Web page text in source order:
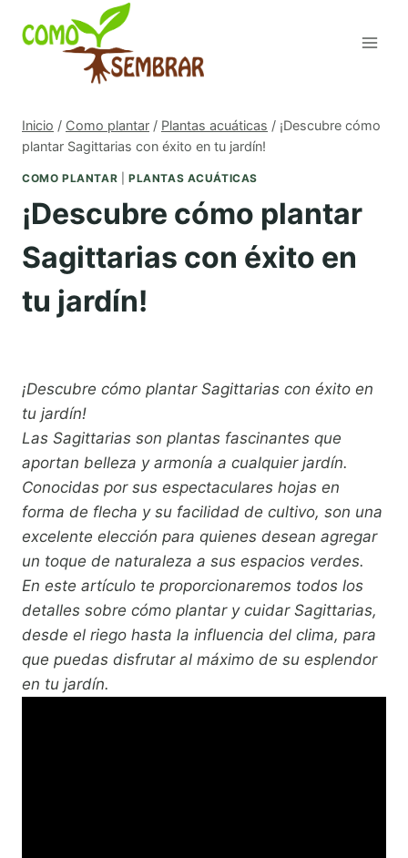
Inicio / Como plantar / Plantas acuáticas / ¡Descubre cómo
plantar Sagittarias con éxito en tu jardín!
COMO PLANTAR PLANTAS ACUÁTICAS
¡Descubre cómo plantar
Sagittarias con éxito en
tu jardín!
¡Descubre cómo plantar Sagittarias con éxito en
tu jardín!
Las Sagittarias son plantas fascinantes que
aportan belleza y armonía a cualquier jardín.
Conocidas por sus espectaculares hojas en
forma de flecha y su facilidad de cultivo, son una
excelente elección para quienes desean agregar
un toque de naturaleza a sus espacios verdes.
En este artículo te proporcionaremos todos los
detalles sobre cómo plantar y cuidar Sagittarias,
desde el riego hasta la influencia del clima, para
que puedas disfrutar al máximo de su esplendor
en tu jardín.